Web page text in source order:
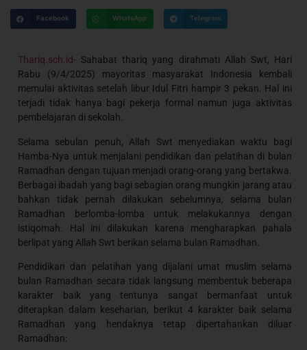
Facebook WhatsApp Telegram
Thariq.sch.id- Sahabat thariq yang dirahmati Allah Swt, Hari
Rabu (9/4/2025) mayoritas masyarakat Indonesia kembali
memulai aktivitas setelah libur Idul Fitri hampir 3 pekan. Hal ini
terjadi tidak hanya bagi pekerja formal namun juga aktivitas
pembelajaran di sekolah.
Selama sebulan penuh, Allah Swt menyediakan waktu bagi
Hamba-Nya untuk menjalani pendidikan dan pelatihan di bulan
Ramadhan dengan tujuan menjadi orang-orang yang bertakwa.
Berbagai ibadah yang bagi sebagian orang mungkin jarang atau
bahkan tidak pernah dilakukan sebelumnya, selama bulan
Ramadhan berlomba-lomba untuk melakukannya dengan
istiqomah. Hal ini dilakukan karena mengharapkan pahala
berlipat yang Allah Swt berikan selama bulan Ramadhan.
Pendidikan dan pelatihan yang dijalani umat muslim selama
bulan Ramadhan secara tidak langsung membentuk beberapa
karakter baik yang tentunya sangat bermanfaat untuk
diterapkan dalam keseharian, berikut 4 karakter baik selama
Ramadhan yang hendaknya tetap dipertahankan diluar
Ramadhan: